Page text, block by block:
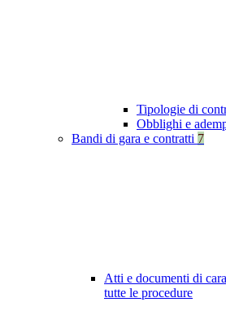
Tipologie di
Obblighi e
Bandi di gara e contratti 7
Atti e documenti di
tutte le procedure